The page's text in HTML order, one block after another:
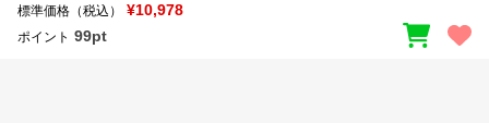
標準価格（税込） ¥10,978
ポイント 99pt